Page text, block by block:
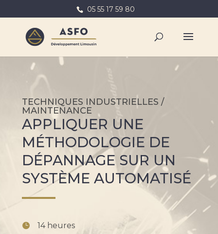
05 55 17 59 80
TECHNIQUES INDUSTRIELLES /
MAINTENANCE
APPLIQUER UNE
MÉTHODOLOGIE DE
DÉPANNAGE SUR UN
SYSTÈME AUTOMATISÉ
14 heures